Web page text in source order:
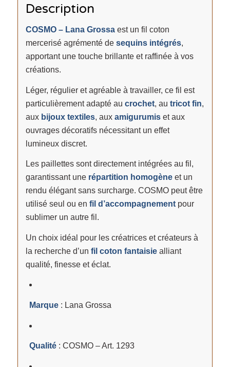
Description
COSMO – Lana Grossaest un fil coton
mercerisé agrémenté de sequins intégrés,
apportant une touche brillante et raffinée à vos
créations.
Léger, régulier et agréable à travailler, ce fil est
particulièrement adapté au crochet, au tricot fin,
aux bijoux textiles, aux amigurumiset aux
ouvrages décoratifs nécessitant un effet
lumineux discret.
Les paillettes sont directement intégrées au fil,
garantissant une répartition homogèneet un
rendu élégant sans surcharge. COSMO peut être
utilisé seul ou en fil d’accompagnementpour
sublimer un autre fil.
Un choix idéal pour les créatrices et créateurs à
la recherche d’un fil coton fantaisiealliant
qualité, finesse et éclat.
Marque: Lana Grossa
Qualité: COSMO – Art. 1293